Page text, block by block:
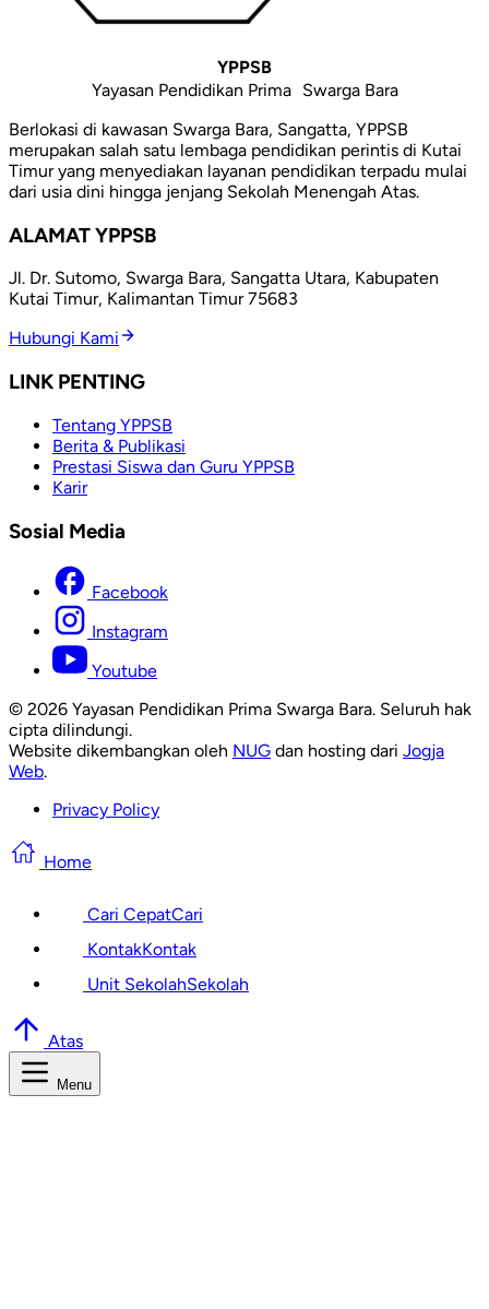
YPPSB
Yayasan Pendidikan Prima Swarga Bara
Berlokasi di kawasan Swarga Bara, Sangatta, YPPSB
merupakan salah satu lembaga pendidikan perintis di Kutai
Timur yang menyediakan layanan pendidikan terpadu mulai
dari usia dini hingga jenjang Sekolah Menengah Atas.
ALAMAT YPPSB
Jl. Dr. Sutomo, Swarga Bara, Sangatta Utara, Kabupaten
Kutai Timur, Kalimantan Timur 75683
Hubungi Kami
LINK PENTING
Tentang YPPSB
Berita & Publikasi
Prestasi Siswa dan Guru YPPSB
Karir
Sosial Media
Facebook
Instagram
Youtube
© 2026 Yayasan Pendidikan Prima Swarga Bara. Seluruh hak
cipta dilindungi.
Website dikembangkan oleh NUG dan hosting dari Jogja
Web.
Privacy Policy
Home
Cari CepatCari
KontakKontak
Unit SekolahSekolah
Atas
Menu